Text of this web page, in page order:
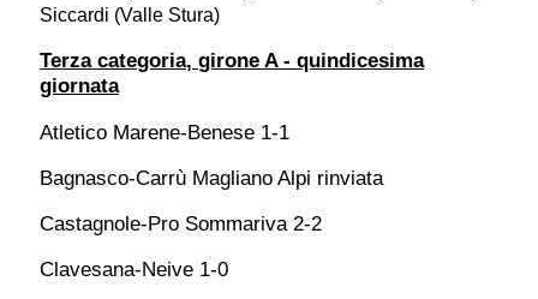
Siccardi (Valle Stura)
Terza categoria, girone A -quindicesima
giornata
Atletico Marene-Benese 1-1
Bagnasco-Carrù Magliano Alpi rinviata
Castagnole-Pro Sommariva 2-2
Clavesana-Neive 1-0